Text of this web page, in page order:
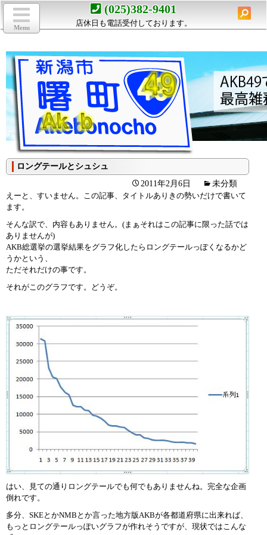
(025)382-9401
店休日も電話受付しております。
toggle
navigation
Menu
コ
テ
へ
移
動
検
索:
ロングテールとシュシュ
2011年2月6日
未分類
えーと、すいません。この記事、タイトルありきの勢いだけで書いて
ます。
そんな訳で、内容もありません。(まぁそれはこの記事に限った話では
ありませんが)
AKB総選挙の選挙結果をグラフ化したらロングテールっぽくなるかど
うかという、
ただそれだけの事です。
それがこのグラフです。どうぞ。
はい、見ての通りロングテールでも何でもありませんね。完全な企画
倒れです。
多分、SKEとかNMBとか言った地方版AKBが各都道府県に出来れば、
もっとロングテールっぽいグラフが作れそうですが、現状ではこんな